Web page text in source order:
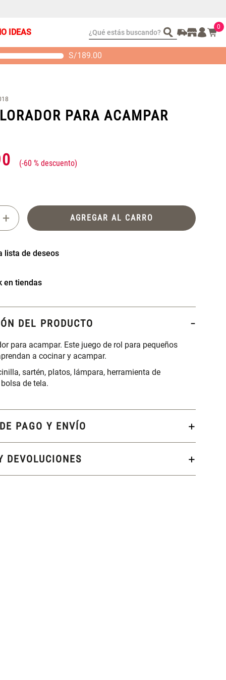
IDEAS ¿Qué estás buscando? 0
S/189.00
PARA ACAMPAR
-60 %
+ AGREGAR AL CARRO
en tiendas
DEL PRODUCTO
para acampar. Este juego de rol para pequeños
a cocinar y acampar.
sartén, platos, lámpara, herramienta de
de tela.
PAGO Y ENVÍO
DEVOLUCIONES